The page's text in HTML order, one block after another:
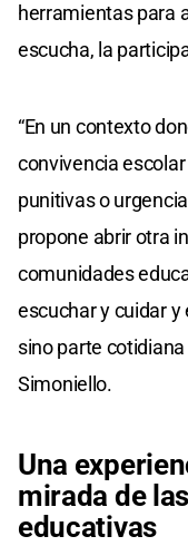
herramientas para
escucha, la
“En un contexto
convivencia
punitivas o
propone abrir otra
comunidades
escuchar y cuidar y
sino parte
Simoniello.
Una
mirada de
educativas